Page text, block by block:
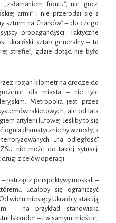
frontu”, nie grozi
armii” i nie przerodzi się z
szturm na Charków” – do czego
propagandyści. Taktyczne
ukraiński sztab generalny – to
strefie”, gdzie dotąd nie było
rosjan kilometr na drodze do
dla miasta – nie tyle
Metropolia jest przez
rakietowych, ale od lata
artylerii lufowej. Jeśliby to się
ognia dramatycznie by wzrosły, a
„na odległość”
nie może do takiej sytuacji
drugi z celów operacji.
patrząc z perspektywy moskali –
udałoby się ograniczyć
wielu miesięcy Ukraińcy atakują
– na przykład stanowiska
Iskander – i w samym mieście,